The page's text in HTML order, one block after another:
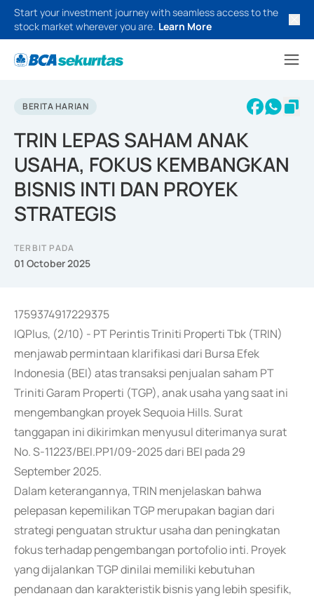
Start your investment journey with seamless access to the
stock market wherever you are. Learn More
BERITA HARIAN
TRIN LEPAS SAHAM ANAK
USAHA, FOKUS KEMBANGKAN
BISNIS INTI DAN PROYEK
STRATEGIS
TERBIT PADA
01 October 2025
1759374917229375
IQPlus, (2/10) - PT Perintis Triniti Properti Tbk (TRIN)
menjawab permintaan klarifikasi dari Bursa Efek
Indonesia (BEI) atas transaksi penjualan saham PT
Triniti Garam Properti (TGP), anak usaha yang saat ini
mengembangkan proyek Sequoia Hills. Surat
tanggapan ini dikirimkan menyusul diterimanya surat
No. S-11223/BEI.PP1/09-2025 dari BEI pada 29
September 2025.
Dalam keterangannya, TRIN menjelaskan bahwa
pelepasan kepemilikan TGP merupakan bagian dari
strategi penguatan struktur usaha dan peningkatan
fokus terhadap pengembangan portofolio inti. Proyek
yang dijalankan TGP dinilai memiliki kebutuhan
pendanaan dan karakteristik bisnis yang lebih spesifik,